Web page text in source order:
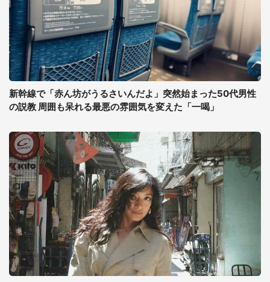
新幹線で「赤ん坊がうるさいんだよ」突然始まった50代男性
の説教 周囲も呆れる最悪の雰囲気を変えた「一喝」